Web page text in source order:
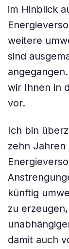
im Hinblick
weitere
sind
wir Ihnen in
vor.
Ich bin
zehn Jahren
künftig
zu
damit auch